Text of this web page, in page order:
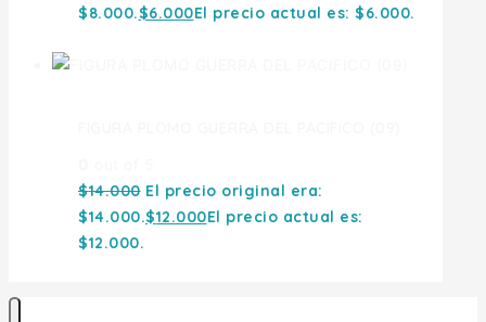
$8.000.$6.000El precio actual es: $6.000.
$14.000 El precio original era:
$14.000.$12.000El precio actual es:
$12.000.